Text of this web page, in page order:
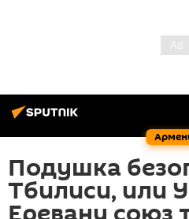
Подушка
Тбилиси, или